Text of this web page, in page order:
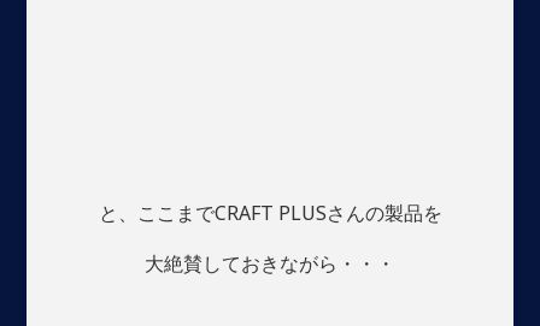
と、ここまでCRAFT PLUSさんの製品を
大絶賛しておきながら・・・